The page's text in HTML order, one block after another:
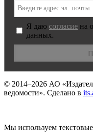
Я даю согласие на
данных.
© 2014–2026 АО
ведомости». Сделано в
Мы используем